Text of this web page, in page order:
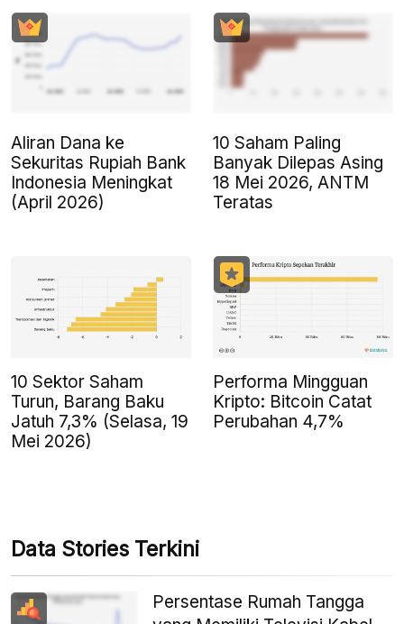
Aliran Dana ke
Sekuritas Rupiah Bank
Indonesia Meningkat
(April 2026)
10 Saham Paling
Banyak Dilepas Asing
18 Mei 2026, ANTM
Teratas
10 Sektor Saham
Turun, Barang Baku
Jatuh 7,3% (Selasa, 19
Mei 2026)
Performa Mingguan
Kripto: Bitcoin Catat
Perubahan 4,7%
Data Stories Terkini
Persentase Rumah Tangga